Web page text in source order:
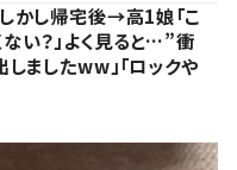
かし帰宅後→高1娘「こ
い？」よく見ると…”衝
ましたww」「ロックや